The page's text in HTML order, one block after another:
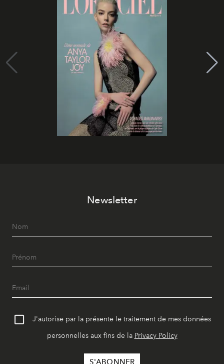
Newsletter
J'autorise par la présente le traitement de mes données
personnelles aux fins de la Privacy Policy